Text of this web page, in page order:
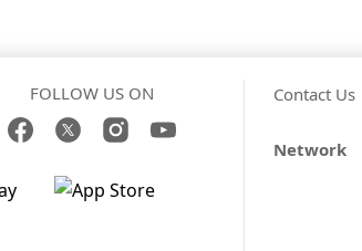
FOLLOW US ON Contact Us
Network